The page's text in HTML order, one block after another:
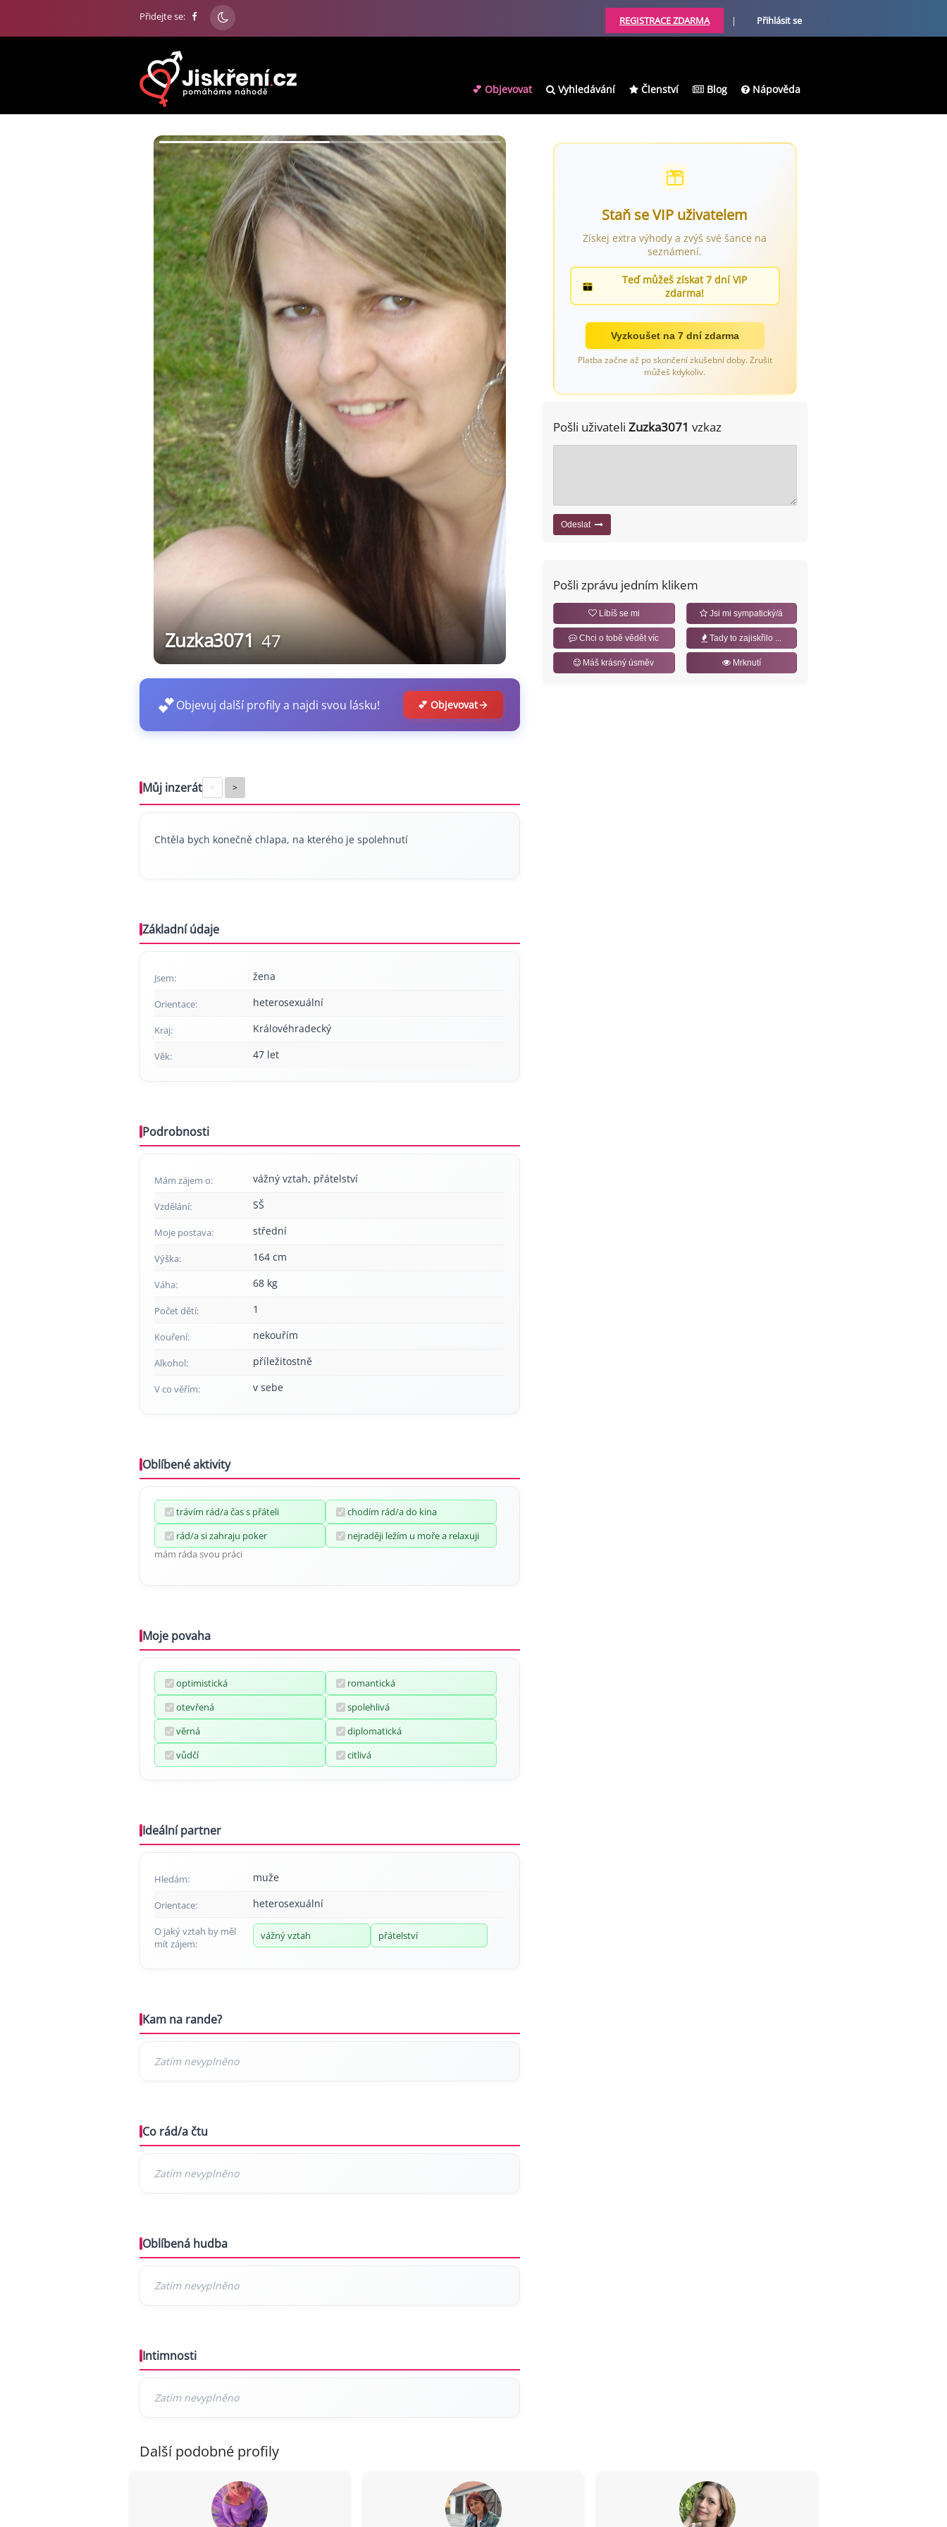
Přidejte se: REGISTRACE ZDARMA | Přihlásit se
💕 Objevovat Vyhledávání Členství Blog Nápověda
Zuzka3071 47
💕Objevuj další profily a najdi svou lásku! 💕 Objevovat
Můj inzerát < >
Chtěla bych konečně chlapa, na kterého je spolehnutí
Základní údaje
Jsem: žena
Orientace: heterosexuální
Kraj: Královéhradecký
Věk: 47 let
Podrobnosti
Mám zájem o: vážný vztah, přátelství
Vzdělání: SŠ
Moje postava: střední
Výška: 164 cm
Váha: 68 kg
Počet dětí: 1
Kouření: nekouřím
Alkohol: příležitostně
V co věřím: v sebe
Oblíbené aktivity
trávím rád/a čas s přáteli
chodím rád/a do kina
rád/a si zahraju poker
nejraději ležím u moře a relaxuji
mám ráda svou práci
Moje povaha
optimistická
romantická
otevřená
spolehlivá
věrná
diplomatická
vůdčí
citlivá
Ideální partner
Hledám: muže
Orientace: heterosexuální
O jaký vztah by měl
mít zájem:
vážný vztah přátelství
Kam na rande?
Co rád/a čtu
Oblíbená hudba
Intimnosti
Staň se VIP uživatelem
Získej extra výhody a zvýš své šance na
seznámení.
Teď můžeš získat 7 dní VIP
zdarma!
Vyzkoušet na 7 dní zdarma
Platba začne až po skončení zkušební doby. Zrušit
můžeš kdykoliv.
Pošli uživateli Zuzka3071 vzkaz
Odeslat
Pošli zprávu jedním klikem
Líbíš se mi Jsi mi sympatický/á
Chci o tobě vědět víc Tady to zajiskřilo ...
Máš krásný úsměv Mrknutí
Další podobné profily